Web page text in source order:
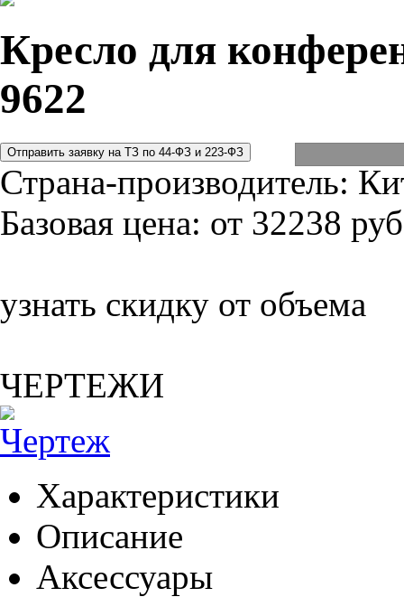
Кресло для
9622
Страна-производитель:
Базовая цена: от 32238
узнать скидку от объема
ЧЕРТЕЖИ
Характеристики
Описание
Аксессуары